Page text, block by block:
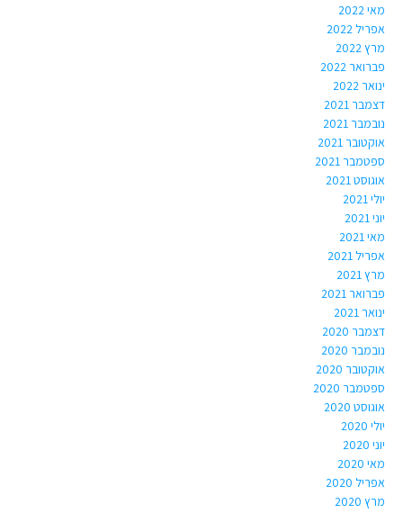
מאי 2022
אפריל 2022
מרץ 2022
פברואר 2022
ינואר 2022
דצמבר 2021
נובמבר 2021
אוקטובר 2021
ספטמבר 2021
אוגוסט 2021
יולי 2021
יוני 2021
מאי 2021
אפריל 2021
מרץ 2021
פברואר 2021
ינואר 2021
דצמבר 2020
נובמבר 2020
אוקטובר 2020
ספטמבר 2020
אוגוסט 2020
יולי 2020
יוני 2020
מאי 2020
אפריל 2020
מרץ 2020